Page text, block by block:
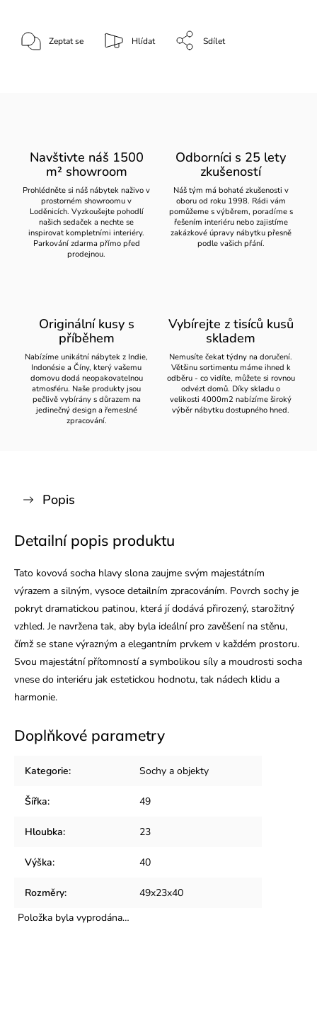
Zeptat se Hlídat Sdílet
Navštivte náš 1500
m² showroom
Prohlédněte si náš nábytek naživo v
prostorném showroomu v
Loděnicích. Vyzkoušejte pohodlí
našich sedaček a nechte se
inspirovat kompletními interiéry.
Parkování zdarma přímo před
prodejnou.
Odborníci s 25 lety
zkušeností
Náš tým má bohaté zkušenosti v
oboru od roku 1998. Rádi vám
pomůžeme s výběrem, poradíme s
řešením interiéru nebo zajistíme
zakázkové úpravy nábytku přesně
podle vašich přání.
Originální kusy s
příběhem
Nabízíme unikátní nábytek z Indie,
Indonésie a Číny, který vašemu
domovu dodá neopakovatelnou
atmosféru. Naše produkty jsou
pečlivě vybírány s důrazem na
jedinečný design a řemeslné
zpracování.
Vybírejte z tisíců kusů
skladem
Nemusíte čekat týdny na doručení.
Většinu sortimentu máme ihned k
odběru - co vidíte, můžete si rovnou
odvézt domů. Díky skladu o
velikosti 4000m2 nabízíme široký
výběr nábytku dostupného hned.
Popis
Detailní popis produktu
Tato kovová socha hlavy slona zaujme svým majestátním
výrazem a silným, vysoce detailním zpracováním. Povrch sochy je
pokryt dramatickou patinou, která jí dodává přirozený, starožitný
vzhled. Je navržena tak, aby byla ideální pro zavěšení na stěnu,
čímž se stane výrazným a elegantním prvkem v každém prostoru.
Svou majestátní přítomností a symbolikou síly a moudrosti socha
vnese do interiéru jak estetickou hodnotu, tak nádech klidu a
harmonie.
Doplňkové parametry
Kategorie: Sochy a objekty
Šířka: 49
Hloubka: 23
Výška: 40
Rozměry:
49x23x40
Položka byla vyprodána…